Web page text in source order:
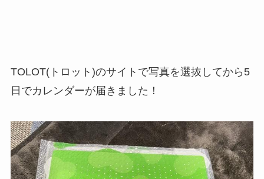
TOLOT(トロット)のサイトで写真を選抜してから5
日でカレンダーが届きました！